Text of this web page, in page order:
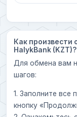
Как произвести
HalykBank (KZT)?
Для обмена вам
шагов:
1. Заполните все
кнопку